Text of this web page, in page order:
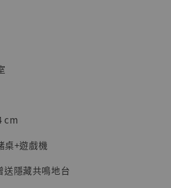
海賊王 系列蒐藏雕像 布魯克達
cm
桌+遊戲機
送隱藏共鳴地台